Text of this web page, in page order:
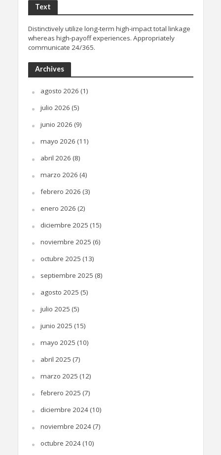
Text
Distinctively utilize long-term high-impact total linkage
whereas high-payoff experiences. Appropriately
communicate 24/365.
Archives
agosto 2026 (1)
julio 2026 (5)
junio 2026 (9)
mayo 2026 (11)
abril 2026 (8)
marzo 2026 (4)
febrero 2026 (3)
enero 2026 (2)
diciembre 2025 (15)
noviembre 2025 (6)
octubre 2025 (13)
septiembre 2025 (8)
agosto 2025 (5)
julio 2025 (5)
junio 2025 (15)
mayo 2025 (10)
abril 2025 (7)
marzo 2025 (12)
febrero 2025 (7)
diciembre 2024(10)
noviembre 2024(7)
octubre 2024(10)